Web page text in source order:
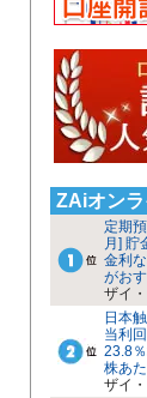
ZAiオン
定期
月] 貯
金利
がお
ザイ
日本
当利
23.8
株あ
ザイ